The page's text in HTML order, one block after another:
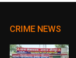
CRIME NEWS